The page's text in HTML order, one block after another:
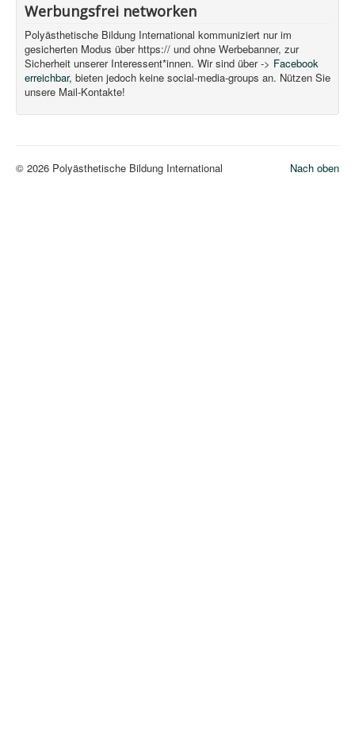
Werbungsfrei networken
Polyästhetische Bildung International kommuniziert nur im
gesicherten Modus über https:// und ohne Werbebanner, zur
Sicherheit unserer Interessent*innen. Wir sind über -> Facebook
erreichbar, bieten jedoch keine social-media-groups an. Nützen Sie
unsere Mail-Kontakte!
Nach oben
© 2026 Polyästhetische Bildung International